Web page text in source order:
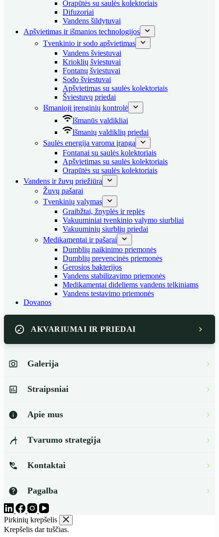
Orapūtės su saulės kolektoriais
Difuzoriai
Vandens šildytuvai
Apšvietimas ir išmanios technologijos
Tvenkinio ir sodo apšvietimas
Vandens šviestuvai
Krioklių šviestuvai
Fontanų šviestuvai
Sodo šviestuvai
Apšvietimas su saulės kolektoriais
Šviestuvų priedai
Išmanioji įrenginių kontrolė
Išmanūs valdikliai
Išmanių valdiklių priedai
Saulės energija varoma įranga
Fontanai su saulės kolektoriais
Apšvietimas su saulės kolektoriais
Orapūtės su saulės kolektoriais
Vandens ir žuvų priežiūra
Žuvų pašarai
Tvenkinių valymas
Graibžtai, žnyplės ir replės
Vakuuminiai tvenkinio valymo siurbliai
Vakuuminių siurblių priedai
Medikamentai ir pašarai
Dumblių naikinimo priemonės
Dumblių prevencinės priemonės
Gerosios bakterijos
Vandens stabilizavimo priemonės
Medikamentai dideliems vandens telkiniams
Vandens testavimo priemonės
Dovanos
AKVARIUMAI IR PRIEDAI
Galerija
Straipsniai
Apie mus
Tvarumo strategija
Kontaktai
Pagalba
Pirkinių krepšelis
Krepšelis dar tuščias.